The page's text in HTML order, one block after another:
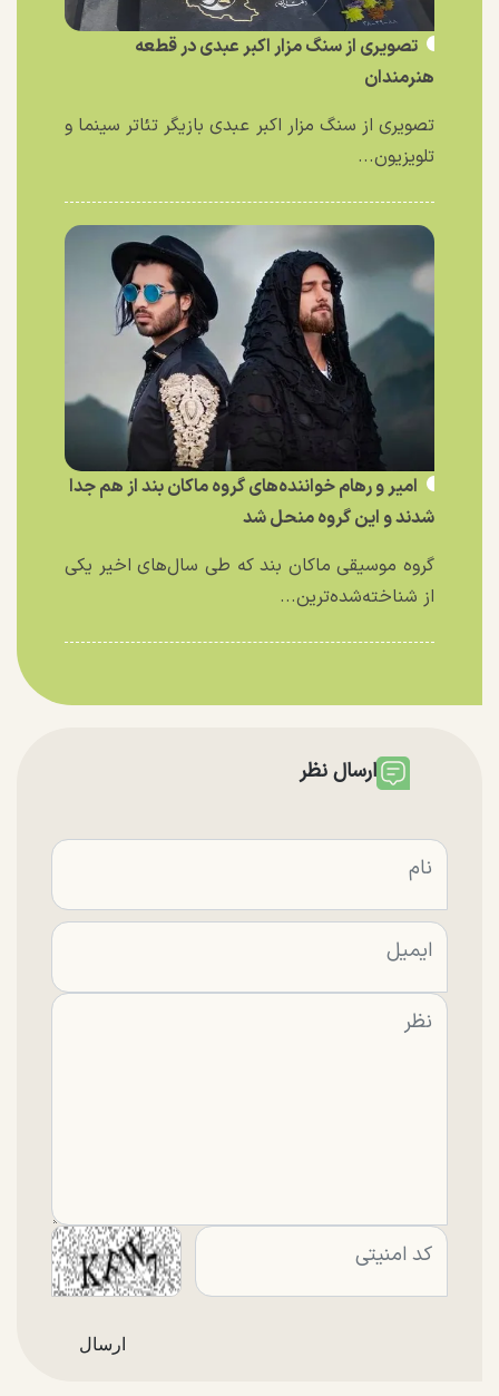
تصویری از سنگ مزار اکبر عبدی در قطعه
هنرمندان
تصویری از سنگ مزار اکبر عبدی بازیگر تئاتر سینما و
تلویزیون...
امیر و رهام خواننده‌های گروه ماکان بند از هم جدا
شدند و این گروه منحل شد
گروه موسیقی ماکان بند که طی سال‌های اخیر یکی
از شناخته‌شده‌ترین...
ارسال نظر